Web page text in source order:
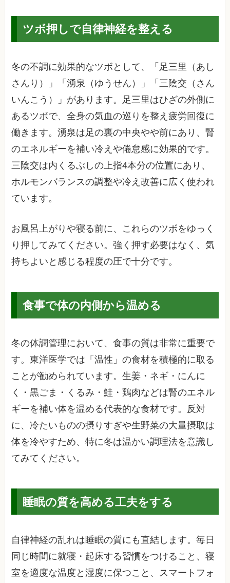
ツボ押しで自律神経を整える
冬の不調に効果的なツボとして、「足三里（あし
さんり）」「湧泉（ゆうせん）」「三陰交（さん
いんこう）」があります。足三里はひざの外側に
あるツボで、全身の気血の巡りを整え疲労回復に
働きます。湧泉は足の裏の中央やや前にあり、腎
のエネルギーを補い冷えや倦怠感に効果的です。
三陰交は内くるぶしの上指4本分の位置にあり、
ホルモンバランスの調整や冷え改善に広く使われ
ています。
お風呂上がりや寝る前に、これらのツボをゆっく
り押してみてください。強く押す必要はなく、気
持ちよいと感じる程度の圧で十分です。
食事で体の内側から温める
冬の体調管理において、食事の質は非常に重要で
す。東洋医学では「温性」の食材を積極的に取る
ことが勧められています。生姜・ネギ・にんに
く・黒ごま・くるみ・鮭・鶏肉などは腎のエネル
ギーを補い体を温める代表的な食材です。反対
に、冷たいものの摂りすぎや生野菜の大量摂取は
体を冷やすため、特に冬は温かい調理法を意識し
てみてください。
睡眠の質を高める工夫をする
自律神経の乱れは睡眠の質にも直結します。毎日
同じ時間に就寝・起床する習慣をつけること、寝
室を適度な温度と湿度に保つこと、スマートフォ